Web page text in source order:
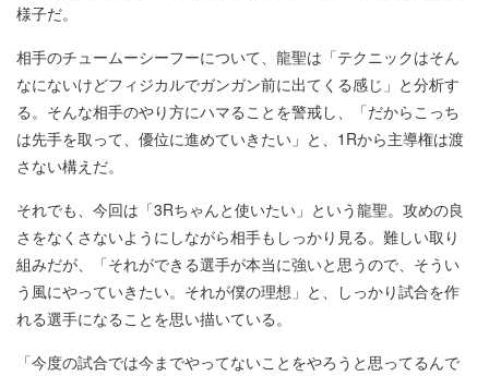
様子だ。
相手のチュームーシーフーについて、龍聖は「テクニックはそん
なにないけどフィジカルでガンガン前に出てくる感じ」と分析す
る。そんな相手のやり方にハマることを警戒し、「だからこっち
は先手を取って、優位に進めていきたい」と、1Rから主導権は渡
さない構えだ。
それでも、今回は「3Rちゃんと使いたい」という龍聖。攻めの良
さをなくさないようにしながら相手もしっかり見る。難しい取り
組みだが、「それができる選手が本当に強いと思うので、そうい
う風にやっていきたい。それが僕の理想」と、しっかり試合を作
れる選手になることを思い描いている。
「今度の試合では今までやってないことをやろうと思ってるんで